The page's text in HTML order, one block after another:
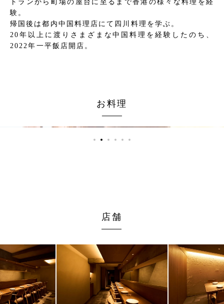
トランから町場の屋台に至るまで香港の様々な料理を経
験。
帰国後は都内中国料理店にて四川料理を学ぶ。
20年以上に渡りさまざまな中国料理を経験したのち、
2022年一平飯店開店。
お料理
店舗